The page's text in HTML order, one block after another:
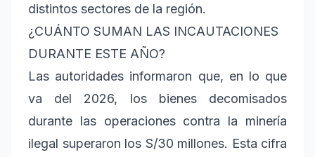
distintos sectores de la región.
¿CUÁNTO SUMAN LAS INCAUTACIONES
DURANTE ESTE AÑO?
Las autoridades informaron que, en lo que
va del 2026, los bienes decomisados
durante las operaciones contra la minería
ilegal superaron los S/30 millones. Esta cifra